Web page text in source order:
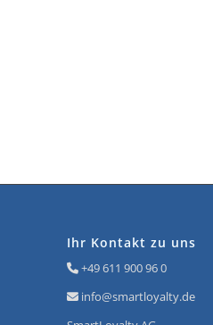
Ihr Kontakt zu uns
+49 611 900 96 0
info@smartloyalty.de